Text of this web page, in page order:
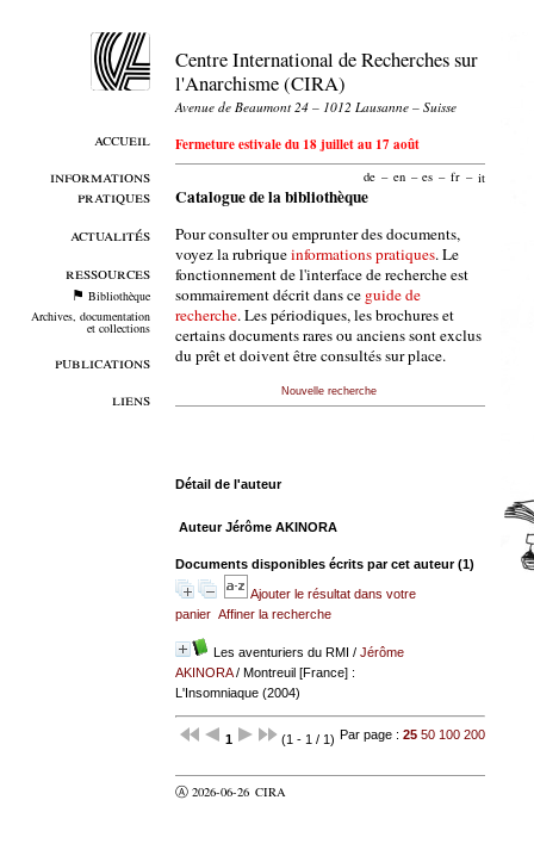
accueil
informations
pratiques
actualités
ressources
Bibliothèque
Archives, documentation
et collections
publications
liens
Centre International de Recherches sur
l'Anarchisme (CIRA)
Avenue de Beaumont 24 – 1012 Lausanne – Suisse
Fermeture estivale du 18 juillet au 17 août
de – en – es – fr – it
Catalogue de la bibliothèque
Pour consulter ou emprunter des documents,
voyez la rubriqueinformations pratiques. Le
fonctionnement de l'interface de recherche est
sommairement décrit dans ce guide de
recherche. Les périodiques, les brochures et
certains documents rares ou anciens sont exclus
du prêt et doivent être consultés sur place.
Nouvelle recherche
Détail de l'auteur
Auteur Jérôme AKINORA
Documents disponibles écrits par cet auteur (1)
Ajouter le résultat dans votre
panier Affiner la recherche
Les aventuriers du RMI / Jérôme
AKINORA/ Montreuil [France] :
L'Insomniaque (2004)
1 (1 - 1 / 1) Par page : 25 50 100 200
Ⓐ 2026-06-26 CIRA